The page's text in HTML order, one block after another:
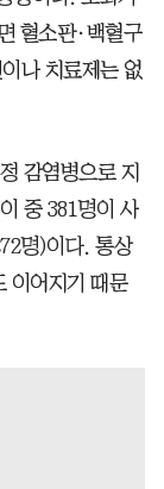
혈소판·백혈구
나 치료제는 없
감염병으로 지
중 381명이 사
명)이다. 통상
이어지기 때문